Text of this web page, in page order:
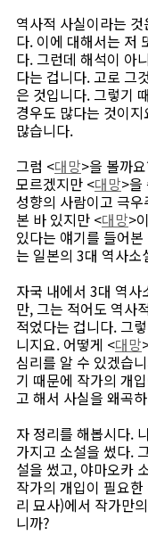
역사적 사실이라는
다. 이에 대해서는 저
다. 그런데 해석이 아
다는 겁니다. 고로 그
은 것입니다. 그렇기
경우도 많다는 것이
많습니다.
그럼 <대망>을 볼까
모르겠지만 <대망>을
성향의 사람이고 극
본 바 있지만 <대망>
있다는 얘기를 들어
는 일본의 3대 역사소
자국 내에서 3대 역
만, 그는 적어도 역사
적었다는 겁니다. 그
니지요. 어떻게 <대망
심리를 알 수 있겠습
기 때문에 작가의 개
고 해서 사실을 왜곡
자 정리를 해봅시다.
가지고 소설을 썼다.
설을 썼고, 야마오카
작가의 개입이 필요
리 묘사)에서 작가만
니까?